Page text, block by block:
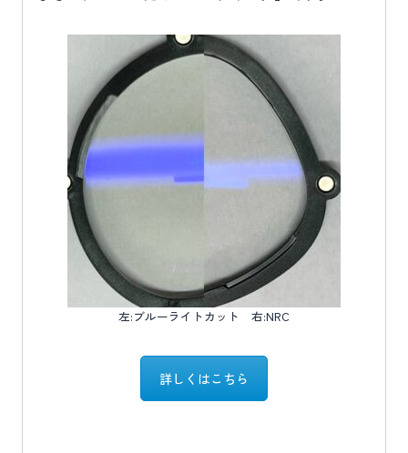
左:ブルーライトカット 右:NRC
詳しくはこちら